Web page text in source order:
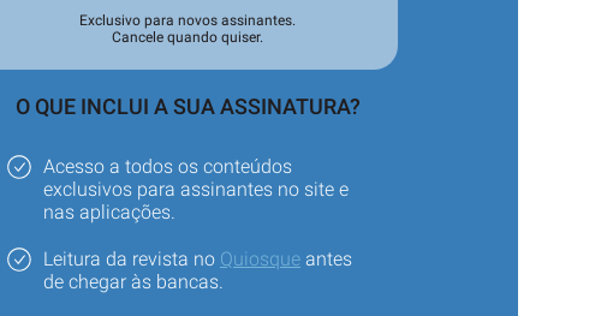
Exclusivo para novos assinantes.
Cancele quando quiser.
O QUE INCLUI A SUA ASSINATURA?
Acesso a todos os conteúdos
exclusivos para assinantes no site e
nas aplicações.
Leitura da revista no Quiosque antes
de chegar às bancas.